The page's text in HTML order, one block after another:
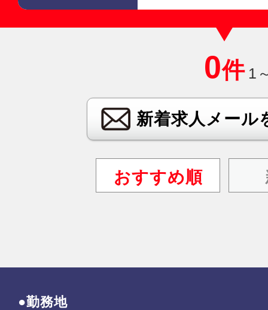
0件 1
新着求人メール
おすすめ順
●勤務地